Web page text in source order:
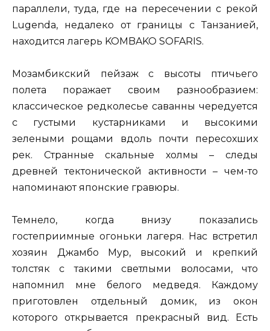
параллели, туда, где на пересечении с рекой
Lugenda, недалеко от границы с Танзанией,
находится лагерь KOMBAKO SOFARIS.
Мозамбикский пейзаж с высоты птичьего
полета поражает своим разнообразием:
классическое редколесье саванны чередуется
с густыми кустарниками и высокими
зелеными рощами вдоль почти пересохших
рек. Странные скальные холмы – следы
древней тектонической активности – чем-то
напоминают японские гравюры.
Темнело, когда внизу показались
гостеприимные огоньки лагеря. Нас встретил
хозяин Джамбо Мур, высокий и крепкий
толстяк с такими светлыми волосами, что
напомнил мне белого медведя. Каждому
приготовлен отдельный домик, из окон
которого открывается прекрасный вид. Есть